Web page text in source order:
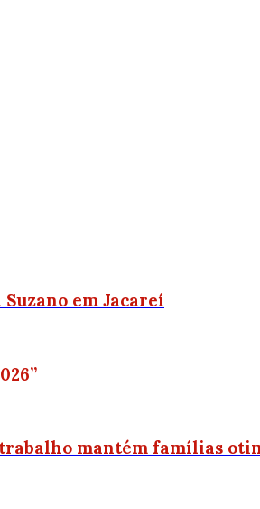
em Jacareí
trabalho mantém famílias